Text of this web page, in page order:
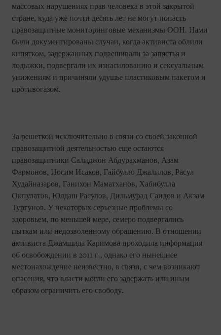
массовых нарушениях прав человека в этой закрытой
стране, куда уже почти десять лет не могут попасть
правозащитные мониторинговые механизмы ООН. Нами
были документированы случаи, когда активиста облили
кипятком, задержанных подвешивали за запястья и
лодыжки, подвергали их изнасилованию и сексуальным
унижениям и причиняли удушье пластиковым пакетом и
противогазом.
За решеткой исключительно в связи со своей законной
правозащитной деятельностью еще остаются
правозащитники Салиджон Абдурахманов, Азам
Фармонов, Носим Исаков, Гайбулло Джалилов, Расул
Худайназаров, Ганихон Маматханов, Хабибулла
Окпулатов, Юлдаш Расулов, Дильмурад Саидов и Акзам
Тургунов. У некоторых серьезные проблемы со
здоровьем, по меньшей мере, семеро подвергались
пыткам или недозволенному обращению. В отношении
активиста Джамшида Каримова проходила информация
об освобождении в 2011 г., однако его нынешнее
местонахождение неизвестно, в связи, с чем возникают
опасения, что власти могли его задержать или иным
образом ограничить его свободу.